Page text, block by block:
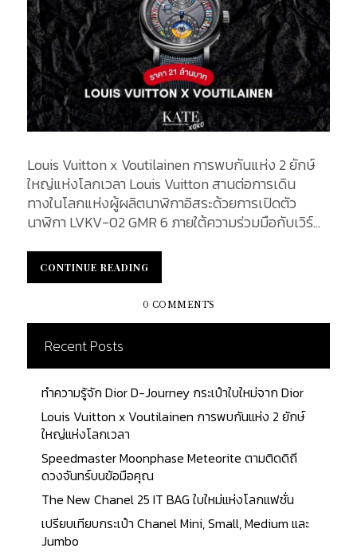
Louis Vuitton x Voutilainen การพบกันแห่ง 2 ยักษ์
ใหญ่แห่งโลกเวลา Louis Vuitton สานต่อการเดิน
ทางในโลกแห่งผู้ผลิตนาฬิกาอิสระด้วยการเปิดตัว
นาฬิกา LVKV-02 GMR 6 ภายใต้ความร่วมมือกับเวิร์
ชำนาญอันโดดเด่นในการผลิตนาฬิกาภายใต้ความร่วม
มือในครั้งนี้ถือเป็นช่วงเวลาพิเศษในประวัติศาสตร์ของ
ทั้งสองแบรนด์ โดยเป็นการผสมผสานระหว่างความ
ชำนาญด้านการผลิตนาฬิกาอันยอดเยี่ยม นาฬิกา
LVKV-02 GMR 6 ที่ออกแบบและพัฒนาขึ้นภายใต้ความ
ร่วมมือกับผู้ผลิตนาฬิการะดับมาสเตอร์อย่าง Kari
Voutilainen ได้รวมเอาความสามารถพิเศษของเวิร์
กช็อป Voutilainen กับ La Fabrique du Temps Louis
Vuitton เข้าไว้ด้วยกันเพื่อรังสรรค์คอลเลกชันนาฬิกาที่
จำกัดจำนวนเพียง 5 เรือนเท่านั้น ทำให้คอลเล็กชั่นนี้ ไม่
เป็นเพียงแค่นาฬิกา GMT ทั่วไป แต่เป็นงานศิลปะอย่าง
แท้จริง KATEXOXO จะขอนำทุกท่านไปยลโฉม อีกหนึ่ง
สุดยอดงานศิลปะแห่งโลกเวลานี้ไปพร้อมกัน A
Watchmaking Creation Steeped in Heritage
นาฬิกาของ Louis Vuitton นอกเหนือจากคอลเลกชั่น
คลาสสิกอย่างนาฬิกา Tambour, Spin Time และ
CONTINUE READING
CONTINUE READING
0 COMMENTS
Recent Posts
ทำความรู้จัก Dior D-Journey กระเป๋าใบใหม่จาก Dior
Louis Vuitton x Voutilainen การพบกันแห่ง 2 ยักษ์
ใหญ่แห่งโลกเวลา
Speedmaster Moonphase Meteorite ตามติดดิถี
ดวงจันทร์บนข้อมือคุณ
The New Chanel 25 IT BAG ใบใหม่แห่งโลกแฟชั่น
เปรียบเทียบกระเป๋า Chanel Mini, Small, Medium และ
Jumbo